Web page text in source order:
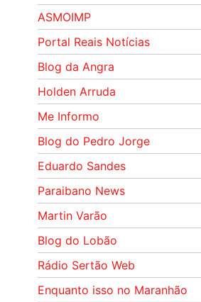
ASMOIMP
Portal Reais Notí­cias
Blog da Angra
Holden Arruda
Me Informo
Blog do Pedro Jorge
Eduardo Sandes
Paraibano News
Martin Varão
Blog do Lobão
Rádio Sertão Web
Enquanto isso no Maranhão